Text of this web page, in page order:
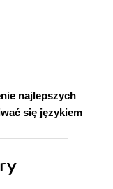
najlepszych
się językiem